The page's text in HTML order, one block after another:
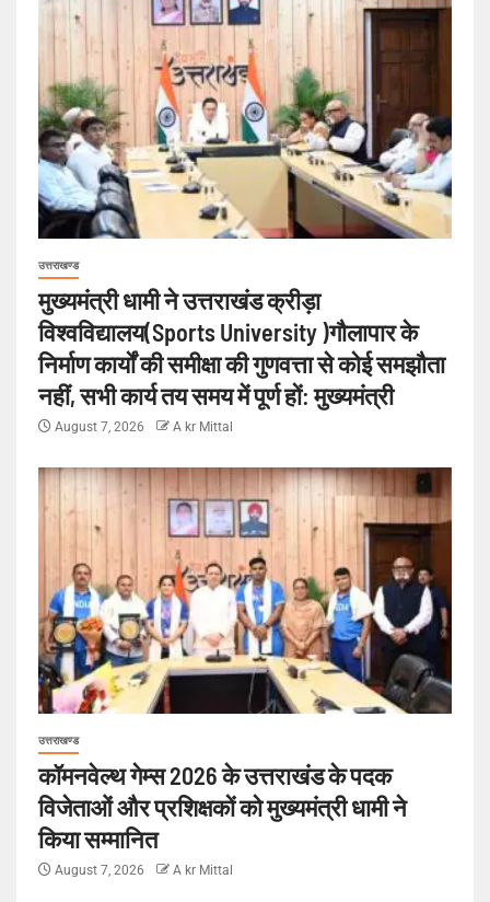
उत्तराखण्ड
मुख्यमंत्री धामी ने उत्तराखंड क्रीड़ा
विश्वविद्यालय(Sports University )गौलापार के
निर्माण कार्यों की समीक्षा की गुणवत्ता से कोई समझौता
नहीं, सभी कार्य तय समय में पूर्ण हों: मुख्यमंत्री
August 7, 2026 A kr Mittal
उत्तराखण्ड
कॉमनवेल्थ गेम्स 2026 के उत्तराखंड के पदक
विजेताओं और प्रशिक्षकों को मुख्यमंत्री धामी ने
किया सम्मानित
August 7, 2026 A kr Mittal